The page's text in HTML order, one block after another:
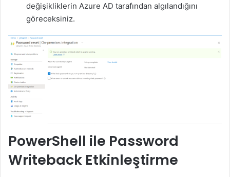
değişikliklerin Azure AD tarafından algılandığını
göreceksiniz.
PowerShell ile Password
Writeback Etkinleştirme